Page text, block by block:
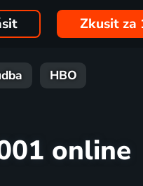
Zkusit za
HBO
online